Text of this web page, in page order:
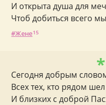
И открыта душа для
Чтоб добиться всего
Жене15
Сегодня добрым
Всех тех, кто рядом
И близких с доброй